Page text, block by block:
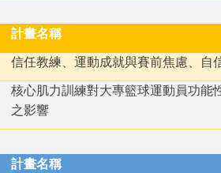
計畫名稱
信任教練、運動成就與賽前焦慮、自
核心肌力訓練對大專籃球運動員功能
之影響
計畫名稱